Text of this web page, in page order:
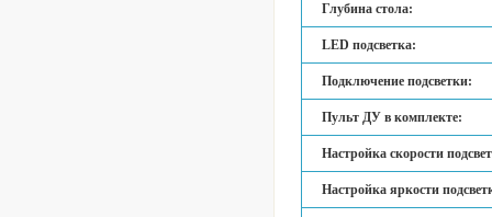
Глубина стола:
LED подсветка:
Подключение подсветки:
Пульт ДУ в комплекте:
Настройка скорости
Настройка яркости